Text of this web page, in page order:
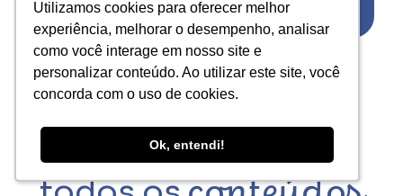
Utilizamos cookies para oferecer melhor
experiência, melhorar o desempenho, analisar
como você interage em nosso site e
personalizar conteúdo. Ao utilizar este site, você
concorda com o uso de cookies.
Ok, entendi!
Utilizamos cookies para oferecer melhor
experiência, melhorar o desempenho, analisar
como você interage em nosso site e
personalizar conteúdo. Ao utilizar este site, você
concorda com o uso de cookies.
Ok, entendi!
Uso de luvas na estética automotiva:
proteção, desempenho e escolha correta